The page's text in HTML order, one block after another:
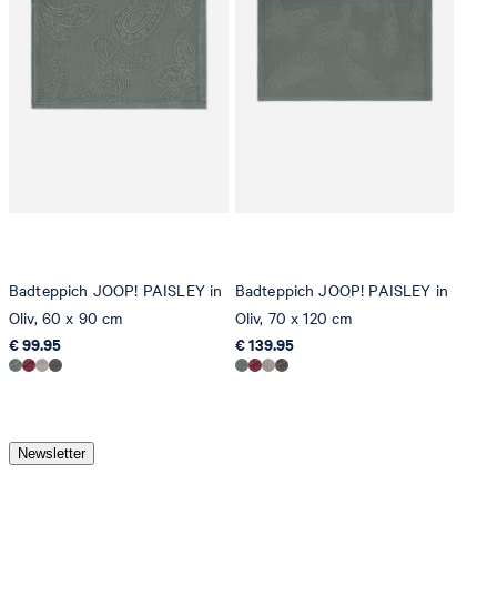
Badteppich JOOP! PAISLEY in
Oliv, 60 x 90 cm
€ 99.95
Badteppich JOOP! PAISLEY in
Oliv, 70 x 120 cm
€ 139.95
Newsletter